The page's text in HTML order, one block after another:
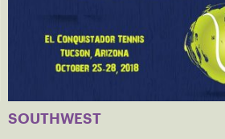
SOUTHWEST